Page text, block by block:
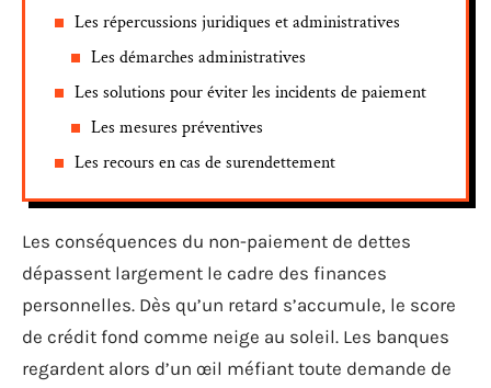
Les répercussions juridiques et administratives
Les démarches administratives
Les solutions pour éviter les incidents de paiement
Les mesures préventives
Les recours en cas de surendettement
Les conséquences du non-paiement de dettes
dépassent largement le cadre des finances
personnelles. Dès qu’un retard s’accumule, le score
de crédit fond comme neige au soleil. Les banques
regardent alors d’un œil méfiant toute demande de